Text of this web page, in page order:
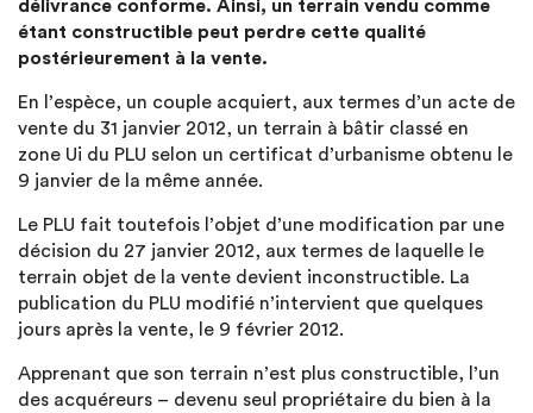
délivrance conforme. Ainsi, un terrain vendu comme
étant constructible peut perdre cette qualité
postérieurement à la vente.
En l’espèce, un couple acquiert, aux termes d’un acte de
vente du 31 janvier 2012, un terrain à bâtir classé en
zone Ui du PLU selon un certificat d’urbanisme obtenu le
9 janvier de la même année.
Le PLU fait toutefois l’objet d’une modification par une
décision du 27 janvier 2012, aux termes de laquelle le
terrain objet de la vente devient inconstructible. La
publication du PLU modifié n’intervient que quelques
jours après la vente, le 9 février 2012.
Apprenant que son terrain n’est plus constructible, l’un
des acquéreurs – devenu seul propriétaire du bien à la